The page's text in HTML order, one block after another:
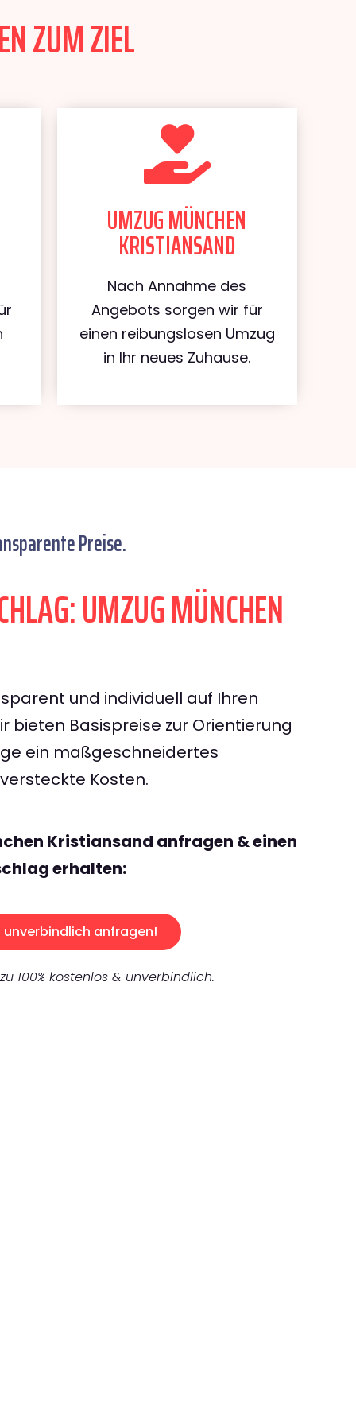
ZUM ZIEL
UMZUG MÜNCHEN
KRISTIANSAND
Nach Annahme des
Angebots sorgen wir für
einen reibungslosen Umzug
in Ihr neues Zuhause.
Preise.
UMZUG MÜNCHEN
und individuell auf Ihren
bieten Basispreise zur Orientierung
ein maßgeschneidertes
Kosten.
Kristiansand anfragen & einen
erhalten:
unverbindlich anfragen!
100% kostenlos & unverbindlich.